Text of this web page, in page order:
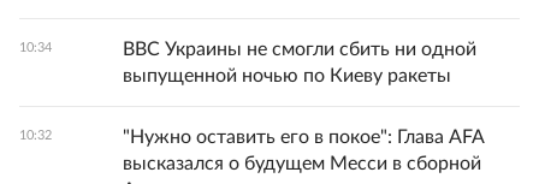
10:34
ВВС Украины не смогли сбить ни одной
выпущенной ночью по Киеву ракеты
10:32
"Нужно оставить его в покое": Глава AFA
высказался о будущем Месси в сборной